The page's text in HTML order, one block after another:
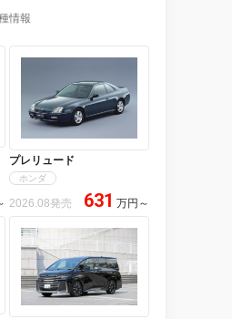
情報
プレリュード
ホンダ
2026.08発売 631 万円 ～